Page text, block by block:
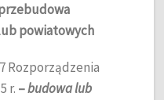
powiatowych
Rozporządzenia
r. –budowa lub